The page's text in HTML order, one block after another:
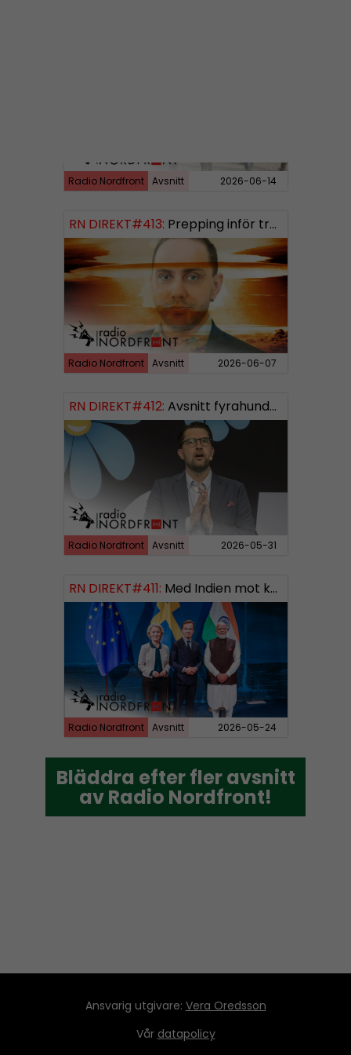
Radio Nordfront Avsnitt 2026-06-14
RN DIREKT#413: Prepping inför tredje världskriget
Radio Nordfront Avsnitt 2026-06-07
RN DIREKT#412: Avsnitt fyrahundratolv SWISH: 0700738064
Radio Nordfront Avsnitt 2026-05-31
RN DIREKT#411: Med Indien mot kosmos SWISH: 0700738064
Radio Nordfront Avsnitt 2026-05-24
Bläddra efter fler avsnitt
av Radio Nordfront!
Bläddra efter fler avsnitt
av Radio Nordfront!
Ansvarig utgivare: Vera Oredsson
Vår datapolicy